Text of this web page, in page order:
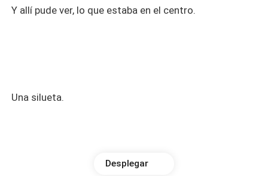
Y allí pude ver, lo que estaba en el centro.
Una silueta.
Desplegar